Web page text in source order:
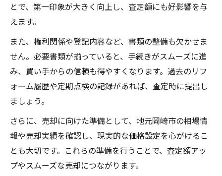
とで、第一印象が大きく向上し、査定額にも好影響を与
えます。
また、権利関係や登記内容など、書類の整備も欠かせま
せん。必要書類が揃っていると、手続きがスムーズに進
み、買い手からの信頼も得やすくなります。過去のリフ
ォーム履歴や定期点検の記録があれば、査定時に提出し
ましょう。
さらに、売却に向けた準備として、地元岡崎市の相場情
報や売却実績を確認し、現実的な価格設定を心がけるこ
とも大切です。これらの準備を行うことで、査定額アッ
プやスムーズな売却につながります。